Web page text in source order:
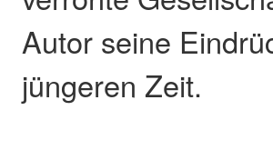
Autor seine
jüngeren Zeit.